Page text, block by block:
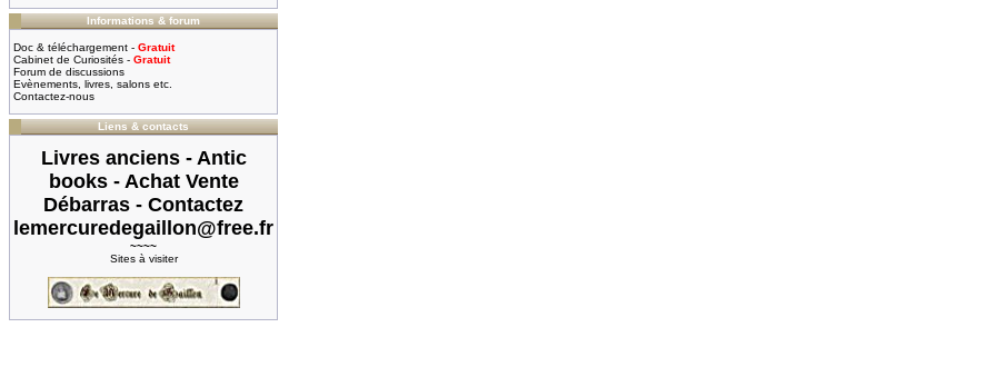
Informations & forum
Doc & téléchargement - Gratuit
Cabinet de Curiosités - Gratuit
Forum de discussions
Evènements, livres, salons etc.
Contactez-nous
Liens & contacts
Livres anciens - Antic
books - Achat Vente
Débarras - Contactez
lemercuredegaillon@free.fr
~~~~
Sites à visiter